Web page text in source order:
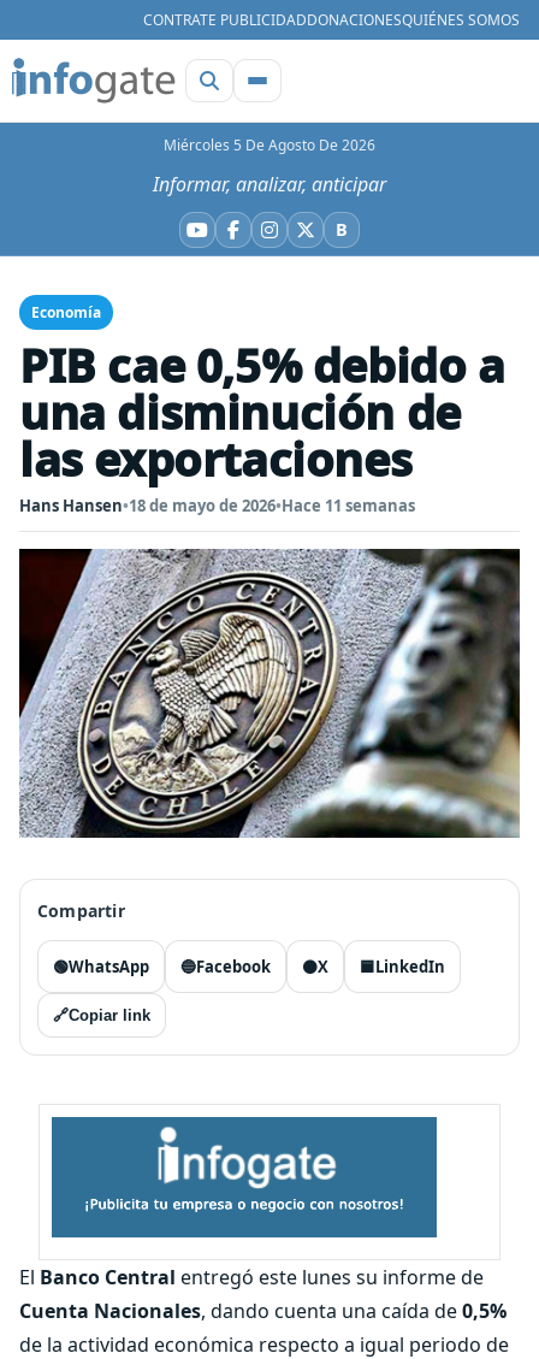
CONTRATE PUBLICIDADDONACIONESQUIÉNES SOMOS
Miércoles 5 De Agosto De 2026
Informar, analizar, anticipar
YouTube
Facebook
Instagram
X BBluesky
Economía
PIB cae 0,5% debido a
una disminución de
las exportaciones
Hans Hansen•18 de mayo de 2026•Hace 11 semanas
Compartir
🟢WhatsApp 🔵Facebook ⚫X 🟦LinkedIn
🔗Copiar link
El Banco Central entregó este lunes su informe de
Cuenta Nacionales, dando cuenta una caída de0,5%
de la actividad económica respecto a igual periodo de